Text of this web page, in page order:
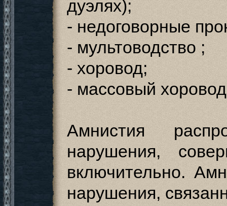
дуэлях);
- недоговорные
- мультоводство ;
- хоровод;
- массовый
Амнистия
нарушения,
включительно.
нарушения,